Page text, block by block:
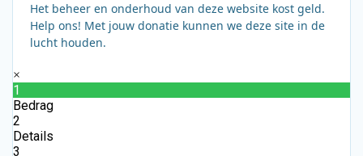
Het beheer en onderhoud van deze website kost geld.
Help ons! Met jouw donatie kunnen we deze site in de
lucht houden.